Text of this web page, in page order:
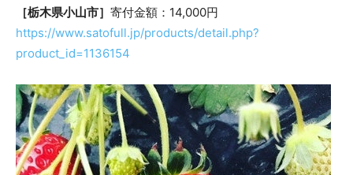
［栃木県小山市］ 寄付金額：14,000円
https://www.satofull.jp/products/detail.php?
product_id=1136154